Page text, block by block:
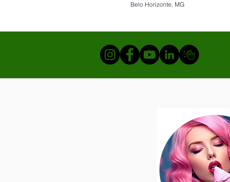
Belo Horizonte, MG